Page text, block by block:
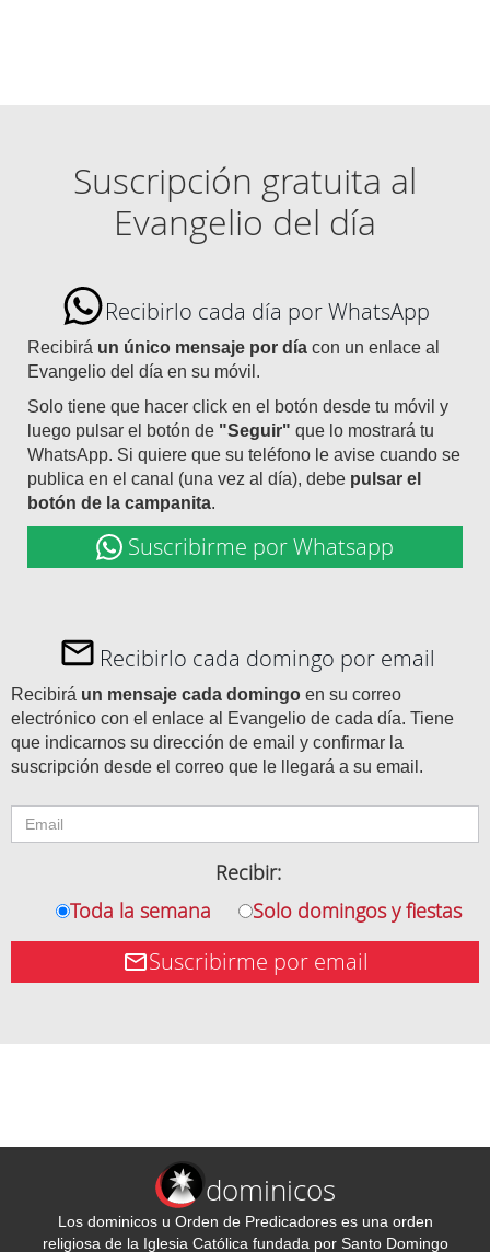
Suscripción gratuita al
Evangelio del día
Recibirlo cada día por WhatsApp
Recibirá un único mensaje por día con un enlace al
Evangelio del día en su móvil.
Solo tiene que hacer click en el botón desde tu móvil y
luego pulsar el botón de "Seguir" que lo mostrará tu
WhatsApp. Si quiere que su teléfono le avise cuando se
publica en el canal (una vez al día), debe pulsar el
botón de la campanita.
Suscribirme por Whatsapp
Recibirlo cada domingo por email
Recibirá un mensaje cada domingo en su correo
electrónico con el enlace al Evangelio de cada día. Tiene
que indicarnos su dirección de email y confirmar la
suscripción desde el correo que le llegará a su email.
Recibir:
Toda la semana
Solo domingos y fiestas
Suscribirme por email
dominicos
Los dominicos u Orden de Predicadores es una orden
religiosa de la Iglesia Católica fundada por Santo Domingo